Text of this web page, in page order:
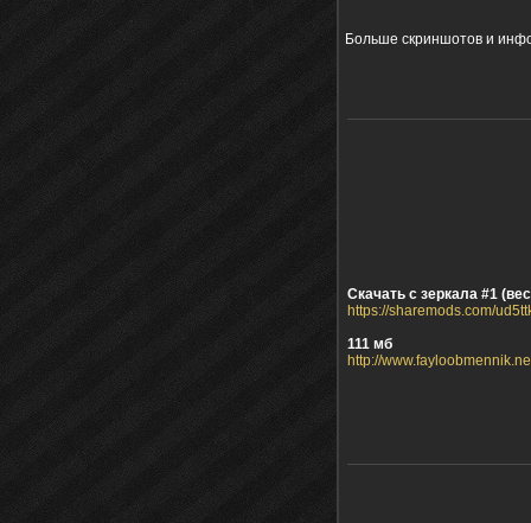
Больше скриншотов и
Скачать с зеркала #1
https://sharemods.com/
111 мб
http://